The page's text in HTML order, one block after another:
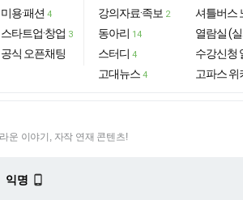
미용·패션 4
스타트업·창업 3
공식 오픈채팅
강의자료·족보 2
동아리 14
스터디 4
고대뉴스 4
셔틀버스
열람실 (
수강신청
고파스 위
운 이야기, 자작 연재 콘텐츠!
익명 